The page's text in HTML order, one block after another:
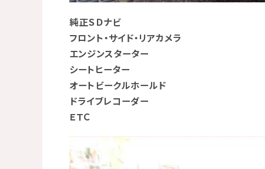
純正ＳＤナビ
フロント・サイド・リアカメラ
エンジンスターター
シートヒーター
オートビークルホールド
ドライブレコーダー
ＥＴＣ